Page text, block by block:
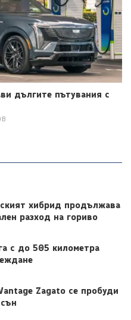
дългите пътувания с
хибрид продължава
разход на гориво
с до 505 километра
Zagato се пробуди